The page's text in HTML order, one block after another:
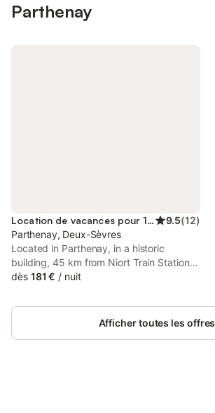
Parthenay
Location de vacances pour 10 personnes 9.5(12)
Parthenay, Deux-Sèvres
Located in Parthenay, in a historic
building, 45 km from Niort Train Station,
Gite Le marronnier - Parthenay - 10
du centre-ville is a holiday home with a
garden and shared lounge.
dès 181 € / nuit
Afficher toutes les offres